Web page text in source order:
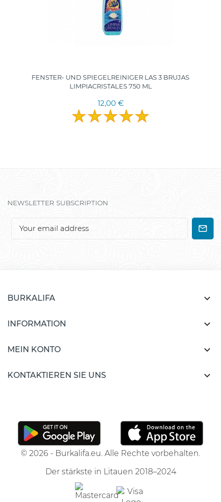
FENSTER- UND SPIEGELREINIGER LAS 3 BRUJAS
LIMPIACRISTALES 750 ML
12,00 €
NEWSLETTER SUBSCRIPTION
BURKALIFA 
INFORMATION 
MEIN KONTO 
KONTAKTIEREN SIE UNS 
© 2026 - Burkalifa.eu. Alle Rechte vorbehalten.
Der stärkste in Litauen 2018–2024